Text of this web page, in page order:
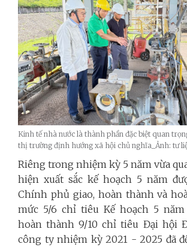
Kinh tế nhà nước là thành phần đặc biệt quan
thị trường định hướng xã hội chủ nghĩa_Ảnh: tư
Riêng trong nhiệm kỳ 5 năm vừa
hiện xuất sắc kế hoạch 5 năm
Chính phủ giao, hoàn thành và
mức 5/6 chỉ tiêu Kế hoạch 5 năm
hoàn thành 9/10 chỉ tiêu Đại hội
công ty nhiệm kỳ 2021 - 2025 đã